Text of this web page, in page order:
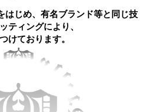
はじめ、有名ブランド等と同じ技
ティングにより、
けております。